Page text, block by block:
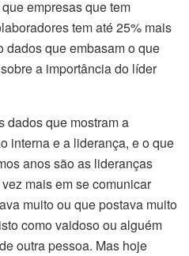
empresas que tem
tem até 25% mais
dados que embasam o que
a importância do líder
dados que mostram a
interna e a liderança, e o que
anos são as lideranças
mais em se comunicar
muito ou que postava muito
como vaidoso ou alguém
outra pessoa. Mas hoje